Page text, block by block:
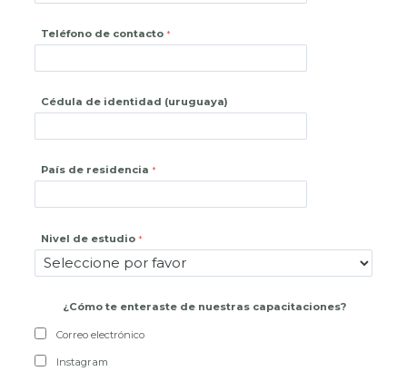
Teléfono de contacto
Cédula de identidad (uruguaya)
País de residencia
Nivel de estudio
¿Cómo te enteraste de nuestras capacitaciones?
Correo electrónico
Instagram